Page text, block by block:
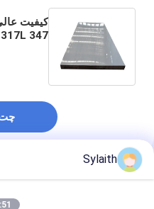
347
محصولات توصیه شده
Sylaith
AM